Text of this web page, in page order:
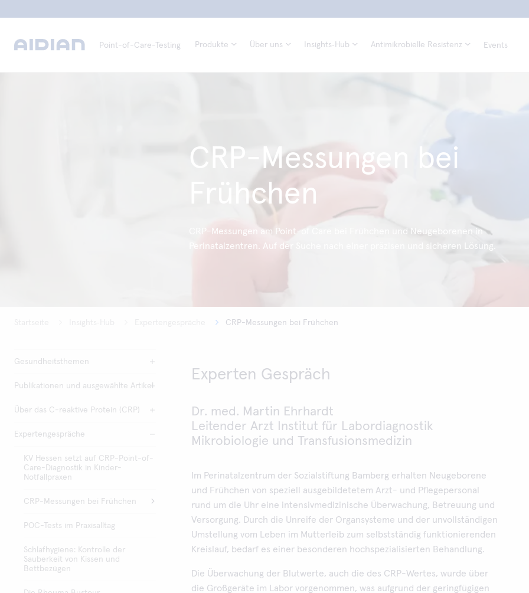
Point-of-Care-Testing Produkte Über uns Insights‑Hub Antimikrobielle Resistenz Events
CRP-Messungen bei
Frühchen
CRP-Messungen am Point-of Care bei Frühchen und Neugeborenen in
Perinatalzentren. Auf der Suche nach einer präzisen und sicheren Lösung.
CRP-Messungen bei Frühchen
Gesundheitsthemen
Publikationen und ausgewählte Artikel
Über das C-reaktive Protein (CRP)
Expertengespräche
KV Hessen setzt auf CRP-Point-of-
Care-Diagnostik in Kinder-
Notfallpraxen
CRP-Messungen bei Frühchen
POC-Tests im Praxisalltag
Schlafhygiene: Kontrolle der
Sauberkeit von Kissen und
Bettbezügen
Experten Gespräch
Dr. med. Martin Ehrhardt
Leitender Arzt Institut für Labordiagnostik
Mikrobiologie und Transfusionsmedizin
Im Perinatalzentrum der Sozialstiftung Bamberg erhalten Neugeborene
und Frühchen von speziell ausgebildetetem Arzt- und Pflegepersonal
rund um die Uhr eine intensivmedizinische Überwachung, Betreuung und
Versorgung. Durch die Unreife der Organsysteme und der unvollständigen
Umstellung vom Leben im Mutterleib zum selbstständig funktionierenden
Kreislauf, bedarf es einer besonderen hochspezialisierten Behandlung.
Die Überwachung der Blutwerte, auch die des CRP-Wertes, wurde über
die Großgeräte im Labor vorgenommen, was aufgrund der geringfügigen